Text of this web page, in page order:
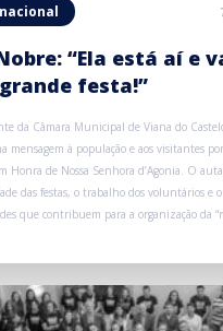
“Ela está aí e
festa!”
da Câmara Municipal de Viana do
mensagem à população e aos visitantes por
Honra de Nossa Senhora d’Agonia. O
das festas, o trabalho dos voluntários e
que contribuem para a organização da